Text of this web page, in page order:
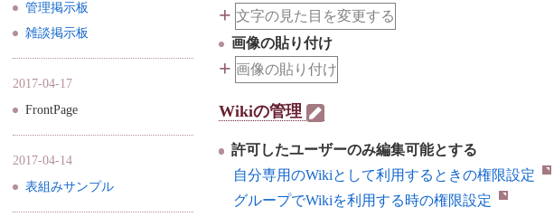
+ 文字の見た目を変更する
画像の貼り付け
+ 画像の貼り付け
Wikiの管理
許可したユーザーのみ編集可能とする
自分専用のWikiとして利用するときの権限設定
グループでWikiを利用する時の権限設定
管理掲示板
雑談掲示板
2017-04-17
FrontPage
2017-04-14
表組みサンプル